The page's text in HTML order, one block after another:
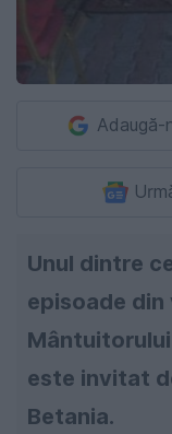
Adaugă-
Unul dintre
episoade
este invitat
Betania.